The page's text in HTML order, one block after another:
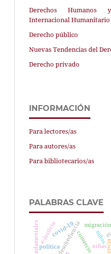
Derechos Humanos
Internacional Humanitario
Derecho público
Nuevas Tendencias del
Derecho privado
INFORMACIÓN
Para lectores/as
Para autores/as
Para bibliotecarios/as
PALABRAS CLAVE
desobediencia
covid-19 niños
niñas
e-justicia migración
política